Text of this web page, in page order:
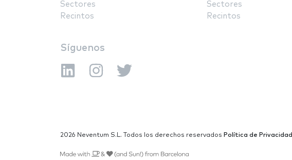
Sectores
Recintos
Sectores
Recintos
Síguenos
2026 Neventum S.L. Todos los derechos reservados Política de Privacidad